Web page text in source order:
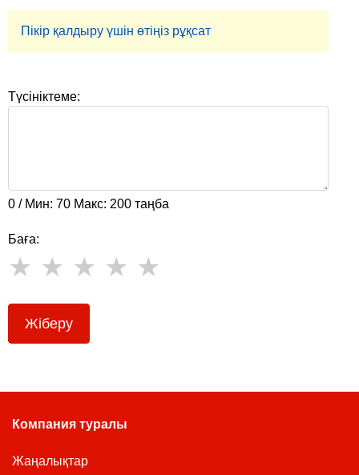
Пікір қалдыру үшін өтіңіз рұқсат
Түсініктеме:
0 / Мин: 70 Макс: 200 таңба
Баға:
Жіберу
Компания туралы
Жаңалықтар